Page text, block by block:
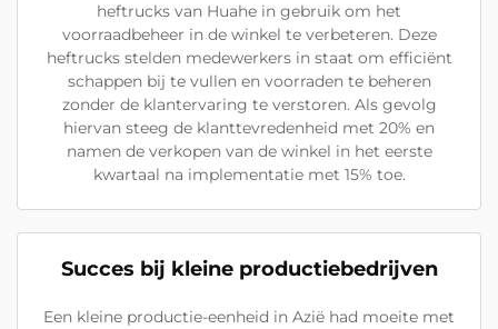
heftrucks van Huahe in gebruik om het
voorraadbeheer in de winkel te verbeteren. Deze
heftrucks stelden medewerkers in staat om efficiënt
schappen bij te vullen en voorraden te beheren
zonder de klantervaring te verstoren. Als gevolg
hiervan steeg de klanttevredenheid met 20% en
namen de verkopen van de winkel in het eerste
kwartaal na implementatie met 15% toe.
Succes bij kleine productiebedrijven
Een kleine productie-eenheid in Azië had moeite met